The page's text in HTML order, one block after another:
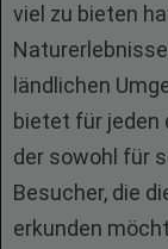
viel zu bieten
ländlichen
bietet für jeden
der sowohl für
Besucher, die
erkunden